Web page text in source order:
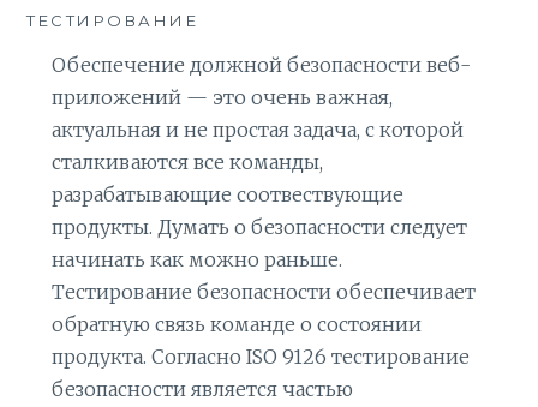
ТЕСТИРОВАНИЕ
Обеспечение должной безопасности веб-
приложений — это очень важная,
актуальная и не простая задача, с которой
сталкиваются все команды,
разрабатывающие соотвествующие
продукты. Думать о безопасности следует
начинать как можно раньше.
Тестирование безопасности обеспечивает
обратную связь команде о состоянии
продукта. Согласно ISO 9126 тестирование
безопасности является частью